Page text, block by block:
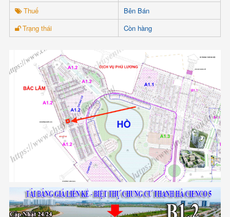
Thuế
Bên Bán
Trạng thái
Còn hàng